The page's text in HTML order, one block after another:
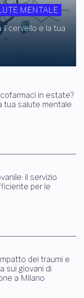
MENTALE
il cervello e la tua
in estate?
tua salute mentale
il servizio
per le
dei traumi e
sui giovani di
a Milano